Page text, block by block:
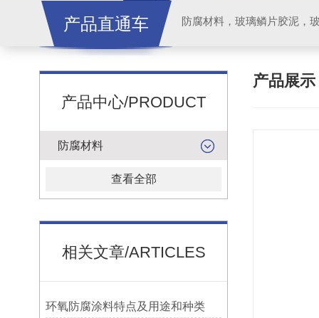
产品直通车
产品中心/PRODUCT
防腐材料
查看全部
相关文章/ARTICLES
环氧防腐涂料特点及用途和种类
产品展示